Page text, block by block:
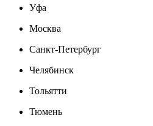
Уфа
Москва
Санкт-Петербург
Челябинск
Тольятти
Тюмень